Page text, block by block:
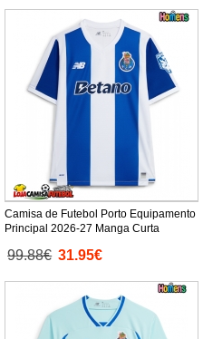
Camisa de Futebol Porto Equipamento
Principal 2026-27 Manga Curta
99.88€ 31.95€